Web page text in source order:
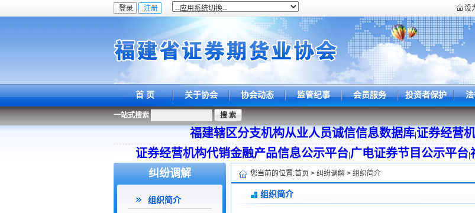
设
首 页 关于协会 协会动态 监管纪事 会员服务 投资者保护
一站式搜索
福建辖区分支机构从业人员诚信信息数据库| 证券经营
证券经营机构代销金融产品信息公示平台广电证券节目公示平台
纠纷调解
组织简介
您当前的位置:首页 > 纠纷调解 > 组织简介
组织简介